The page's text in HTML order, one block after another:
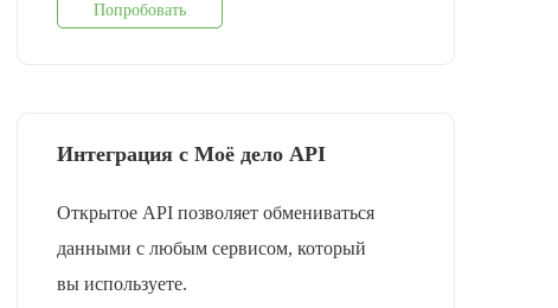
Попробовать
Интеграция с Моё дело API
Открытое API позволяет обмениваться
данными с любым сервисом, который
вы используете.